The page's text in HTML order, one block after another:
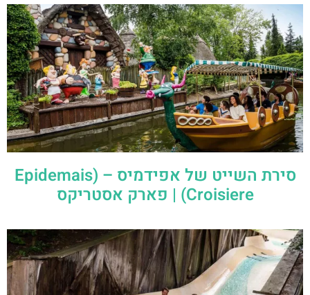
סירת השייט של אפידמיס – (Epidemais
Croisiere) | פארק אסטריקס